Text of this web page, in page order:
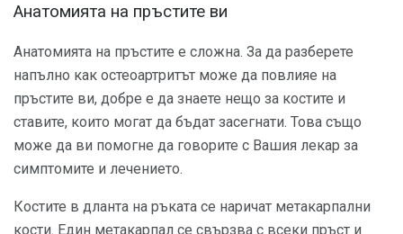
Анатомията на пръстите ви
Анатомията на пръстите е сложна. За да разберете
напълно как остеоартритът може да повлияе на
пръстите ви, добре е да знаете нещо за костите и
ставите, които могат да бъдат засегнати. Това също
може да ви помогне да говорите с Вашия лекар за
симптомите и лечението.
Костите в дланта на ръката се наричат ​​метакарпални
кости. Един метакарпал се свързва с всеки пръст и